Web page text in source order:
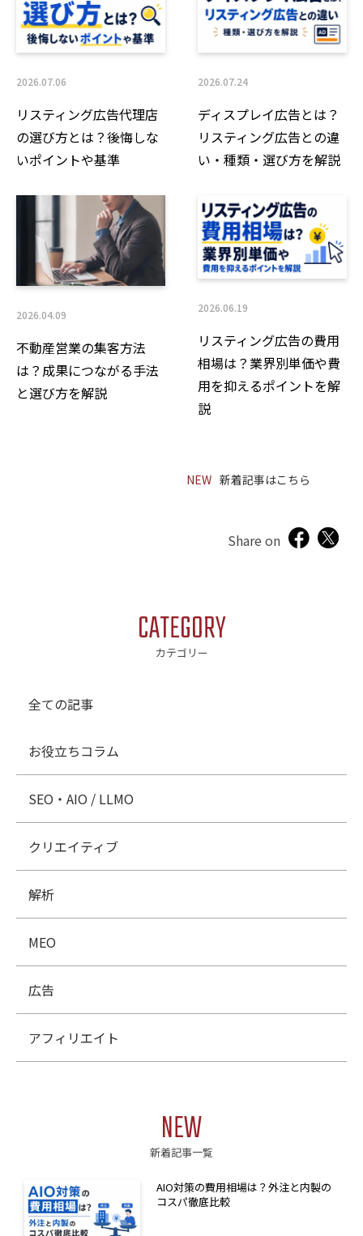
2026.07.06
リスティング広告代理店
の選び方とは？後悔しな
いポイントや基準
2026.07.24
ディスプレイ広告とは？
リスティング広告との違
い・種類・選び方を解説
2026.04.09
不動産営業の集客方法
は？成果につながる手法
と選び方を解説
2026.06.19
リスティング広告の費用
相場は？業界別単価や費
用を抑えるポイントを解
説
NEW 新着記事はこちら
Share on
CATEGORY
カテゴリー
全ての記事
お役立ちコラム
SEO・AIO / LLMO
クリエイティブ
解析
MEO
広告
アフィリエイト
NEW
新着記事一覧
AIO対策の費用相場は？外注と内製の
コスパ徹底比較